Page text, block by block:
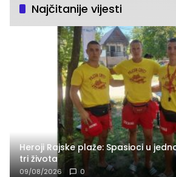
Najčitanije vijesti
Heroji Rajske plaže: Spasioci u
tri života
09/08/2026 0